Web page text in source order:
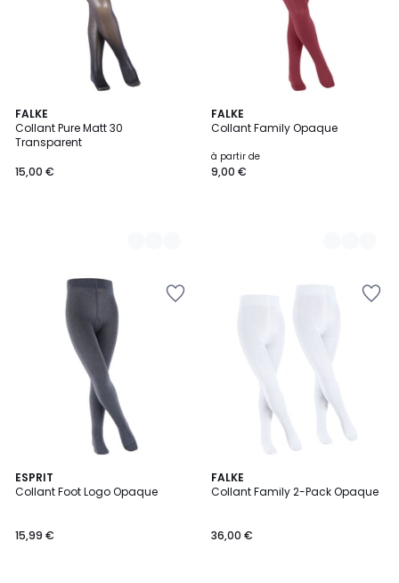
FALKE
Collant Pure Matt 30
Transparent
15,00 €
5
Couleurs
FALKE
Collant Family Opaque
à partir de
9,00 €
26
Couleurs
ESPRIT
Collant Foot Logo Opaque
15,99 €
6
Couleurs
FALKE
Collant Family 2-Pack Opaque
36,00 €
3
Couleurs